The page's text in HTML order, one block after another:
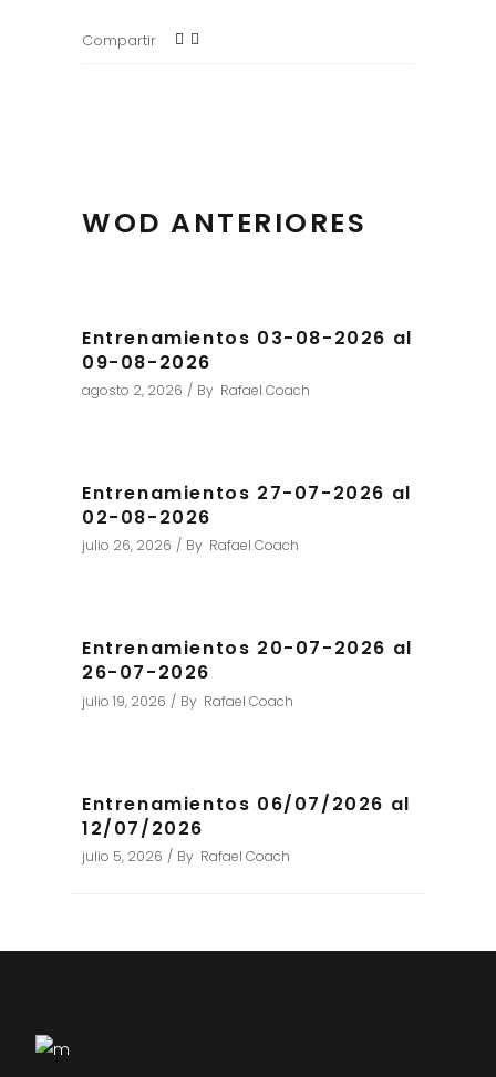
Compartir
WOD ANTERIORES
Entrenamientos 03-08-2026 al
09-08-2026
agosto 2, 2026 By Rafael Coach
Entrenamientos 27-07-2026 al
02-08-2026
julio 26, 2026 By Rafael Coach
Entrenamientos 20-07-2026 al
26-07-2026
julio 19, 2026 By Rafael Coach
Entrenamientos 06/07/2026 al
12/07/2026
julio 5, 2026 By Rafael Coach